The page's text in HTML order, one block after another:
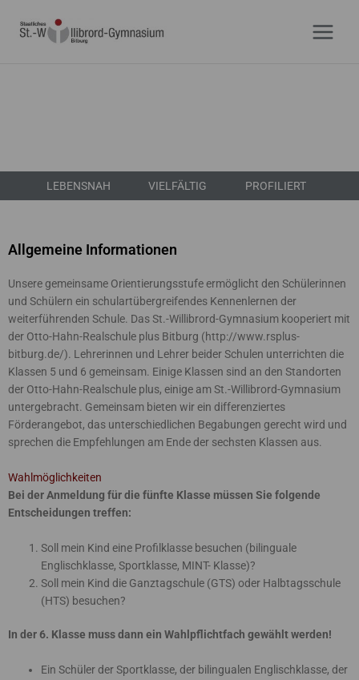
Inhalt
LEBENSNAH VIELFÄLTIG PROFILIERT
Allgemeine Informationen
Unsere gemeinsame Orientierungsstufe ermöglicht den Schülerinnen
und Schülern ein schulartübergreifendes Kennenlernen der
weiterführenden Schule. Das St.-Willibrord-Gymnasium kooperiert mit
der Otto-Hahn-Realschule plus Bitburg (http://www.rsplus-
bitburg.de/). Lehrerinnen und Lehrer beider Schulen unterrichten die
Klassen 5 und 6 gemeinsam. Einige Klassen sind an den Standorten
der Otto-Hahn-Realschule plus, einige am St.-Willibrord-Gymnasium
untergebracht. Gemeinsam bieten wir ein differenziertes
Förderangebot, das unterschiedlichen Begabungen gerecht wird und
sprechen die Empfehlungen am Ende der sechsten Klassen aus.
Wahlmöglichkeiten
Bei der Anmeldung für die fünfte Klasse müssen Sie folgende
Entscheidungen treffen:
Soll mein Kind eine Profilklasse besuchen (bilinguale
Englischklasse, Sportklasse, MINT- Klasse)?
Soll mein Kind die Ganztagschule (GTS) oder Halbtagsschule
(HTS) besuchen?
In der 6. Klasse muss dann ein Wahlpflichtfach gewählt werden!
Ein Schüler der Sportklasse, der bilingualen Englischklasse, der